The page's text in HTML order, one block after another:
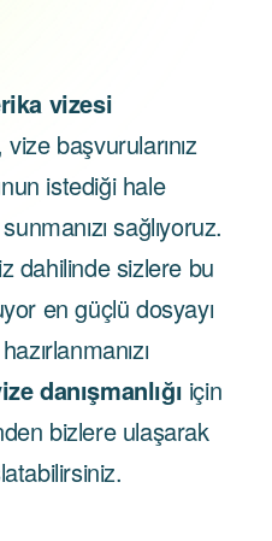
vizesi
vize başvurularınız
istediği hale
sağlıyoruz.
dahilinde sizlere bu
en güçlü dosyayı
danışmanlığı için
bizlere ulaşarak